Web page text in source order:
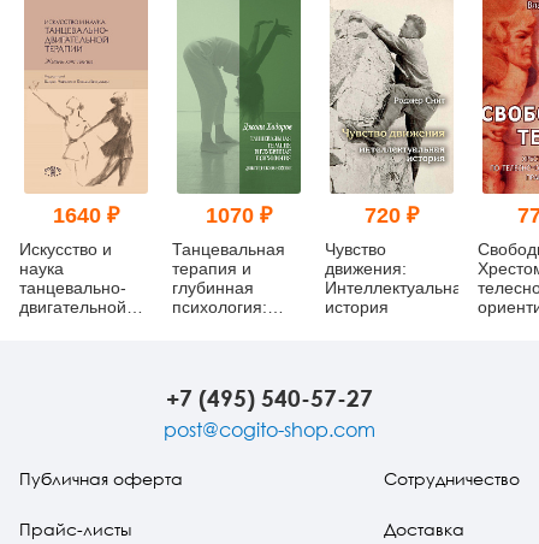
1640 ₽
Искусство и
наука
танцевально-
двигательной
1070 ₽
Танцевальная
терапия и
глубинная
психология:
720 ₽
Чувство
движения:
Интеллектуальная
история
+7 (495) 540-57-27
post@cogito-shop.com
Публичная оферта
Прайс-листы
Сотрудничество
Доставка